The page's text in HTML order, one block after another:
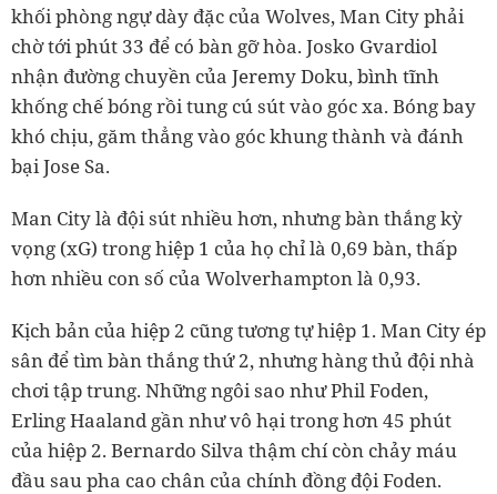
khối phòng ngự dày đặc của Wolves, Man City phải
chờ tới phút 33 để có bàn gỡ hòa. Josko Gvardiol
nhận đường chuyền của Jeremy Doku, bình tĩnh
khống chế bóng rồi tung cú sút vào góc xa. Bóng bay
khó chịu, găm thẳng vào góc khung thành và đánh
bại Jose Sa.
Man City là đội sút nhiều hơn, nhưng bàn thắng kỳ
vọng (xG) trong hiệp 1 của họ chỉ là 0,69 bàn, thấp
hơn nhiều con số của Wolverhampton là 0,93.
Kịch bản của hiệp 2 cũng tương tự hiệp 1. Man City ép
sân để tìm bàn thắng thứ 2, nhưng hàng thủ đội nhà
chơi tập trung. Những ngôi sao như Phil Foden,
Erling Haaland gần như vô hại trong hơn 45 phút
của hiệp 2. Bernardo Silva thậm chí còn chảy máu
đầu sau pha cao chân của chính đồng đội Foden.